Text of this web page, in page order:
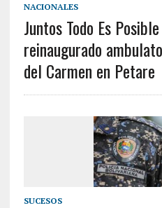
NACIONALES
Juntos Todo Es
reinaugurado
del Carmen en Petare
SUCESOS